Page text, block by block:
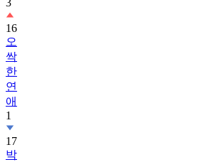
16
오
싹
한
연
애
1
17
박